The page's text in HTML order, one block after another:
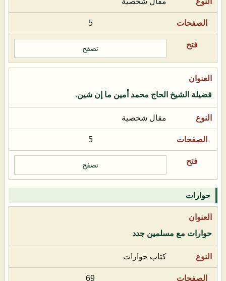
5
تصفح
فضيلة الشيخ الحاج محمد أمين ما إن شين.
مقال شخصية
5
تصفح
حوارات
حوارات مع مسلمين جدد
كتاب حوارات
69